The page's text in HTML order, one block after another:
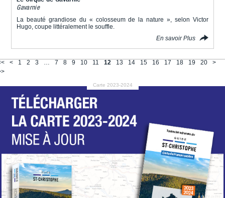
Gavarnie
La beauté grandiose du « colosseum de la nature », selon Victor
Hugo, coupe littéralement le souffle.
En savoir Plus
< 1 2 3 … 7 8 9 10 11 12 13 14 15 16 17 18 19 20
>
Carte 2023-2024